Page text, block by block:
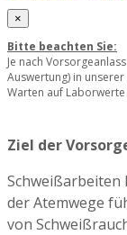
×
Bitte beachten Sie:
Je nach
Auswertung) in
Warten auf
Ziel der
der Atemwege
von